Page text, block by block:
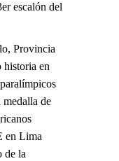
escalón del
Provincia
historia en
medalla de
en Lima
de la